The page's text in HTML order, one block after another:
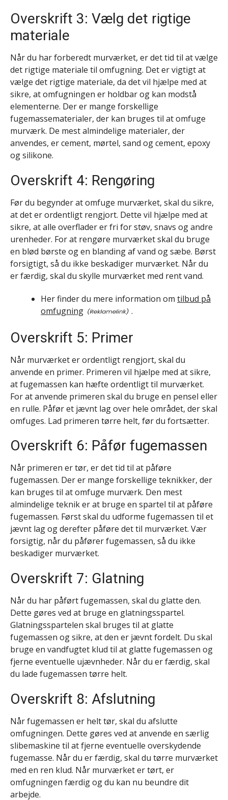
Overskrift 3: Vælg det rigtige
materiale
Når du har forberedt murværket, er det tid til at vælge
det rigtige materiale til omfugning. Det er vigtigt at
vælge det rigtige materiale, da det vil hjælpe med at
sikre, at omfugningen er holdbar og kan modstå
elementerne. Der er mange forskellige
fugemassematerialer, der kan bruges til at omfuge
murværk. De mest almindelige materialer, der
anvendes, er cement, mørtel, sand og cement, epoxy
og silikone.
Overskrift 4: Rengøring
Før du begynder at omfuge murværket, skal du sikre,
at det er ordentligt rengjort. Dette vil hjælpe med at
sikre, at alle overflader er fri for støv, snavs og andre
urenheder. For at rengøre murværket skal du bruge
en blød børste og en blanding af vand og sæbe. Børst
forsigtigt, så du ikke beskadiger murværket. Når du
er færdig, skal du skylle murværket med rent vand.
Her finder du mere information om tilbud på
omfugning
.
Overskrift 5: Primer
Når murværket er ordentligt rengjort, skal du
anvende en primer. Primeren vil hjælpe med at sikre,
at fugemassen kan hæfte ordentligt til murværket.
For at anvende primeren skal du bruge en pensel eller
en rulle. Påfør et jævnt lag over hele området, der skal
omfuges. Lad primeren tørre helt, før du fortsætter.
Overskrift 6: Påfør fugemassen
Når primeren er tør, er det tid til at påføre
fugemassen. Der er mange forskellige teknikker, der
kan bruges til at omfuge murværk. Den mest
almindelige teknik er at bruge en spartel til at påføre
fugemassen. Først skal du udforme fugemassen til et
jævnt lag og derefter påføre det til murværket. Vær
forsigtig, når du påfører fugemassen, så du ikke
beskadiger murværket.
Overskrift 7: Glatning
Når du har påført fugemassen, skal du glatte den.
Dette gøres ved at bruge en glatningsspartel.
Glatningsspartelen skal bruges til at glatte
fugemassen og sikre, at den er jævnt fordelt. Du skal
bruge en vandfugtet klud til at glatte fugemassen og
fjerne eventuelle ujævnheder. Når du er færdig, skal
du lade fugemassen tørre helt.
Overskrift 8: Afslutning
Når fugemassen er helt tør, skal du afslutte
omfugningen. Dette gøres ved at anvende en særlig
slibemaskine til at fjerne eventuelle overskydende
fugemasse. Når du er færdig, skal du tørre murværket
med en ren klud. Når murværket er tørt, er
omfugningen færdig og du kan nu beundre dit
arbejde.